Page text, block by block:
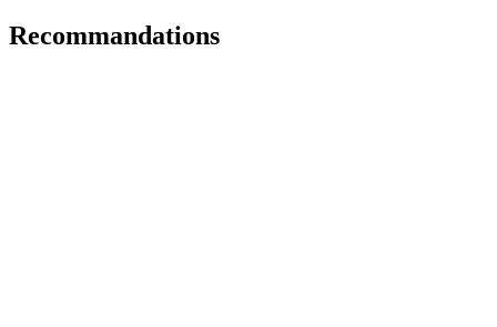
Recommandations